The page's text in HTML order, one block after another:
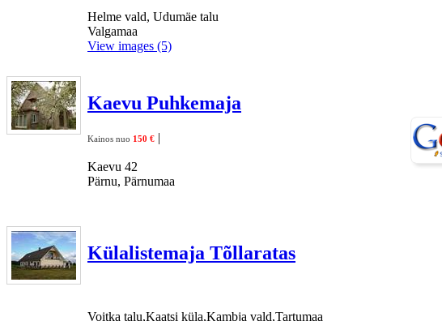
Helme vald, Udumäe talu
Valgamaa
View images (5)
Kaevu Puhkemaja
Kainos nuo 150 € |
Kaevu 42
Pärnu, Pärnumaa
Külalistemaja Tõllaratas
Voitka talu,Kaatsi küla,Kambja vald,Tartumaa